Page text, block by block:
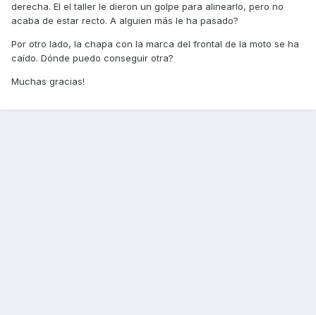
derecha. El el taller le dieron un golpe para alinearlo, pero no
acaba de estar recto. A alguien más le ha pasado?
Por otro lado, la chapa con la marca del frontal de la moto se ha
caído. Dónde puedo conseguir otra?
Muchas gracias!